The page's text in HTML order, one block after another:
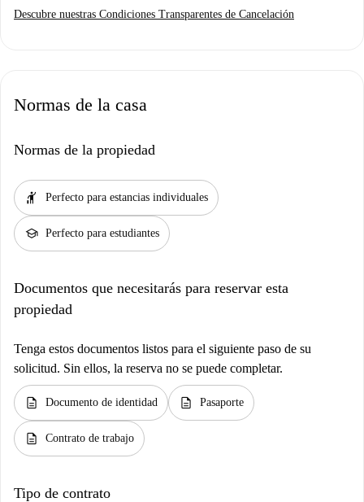
Descubre nuestras Condiciones Transparentes de Cancelación
Normas de la casa
Normas de la propiedad
hail Perfecto para estancias individuales
school Perfecto para estudiantes
Documentos que necesitarás para reservar esta
propiedad
Tenga estos documentos listos para el siguiente paso de su
solicitud. Sin ellos, la reserva no se puede completar.
description Documento de identidad description Pasaporte
description Contrato de trabajo
Tipo de contrato